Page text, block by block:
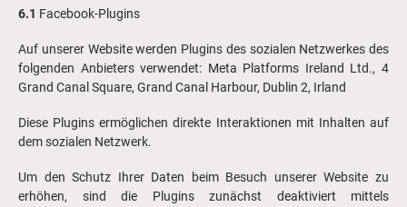
6.1 Facebook-Plugins
Auf unserer Website werden Plugins des sozialen Netzwerkes des
folgenden Anbieters verwendet: Meta Platforms Ireland Ltd., 4
Grand Canal Square, Grand Canal Harbour, Dublin 2, Irland
Diese Plugins ermöglichen direkte Interaktionen mit Inhalten auf
dem sozialen Netzwerk.
Um den Schutz Ihrer Daten beim Besuch unserer Website zu
erhöhen, sind die Plugins zunächst deaktiviert mittels